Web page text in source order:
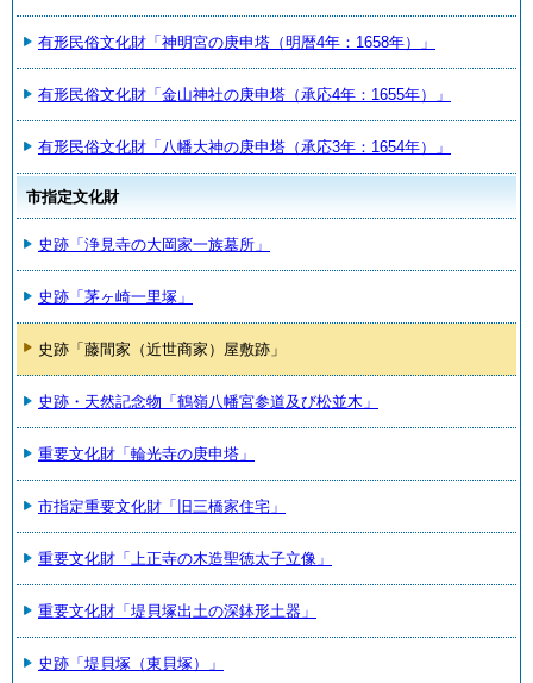
有形民俗文化財「神明宮の庚申塔（明暦4年：1658年）」
有形民俗文化財「金山神社の庚申塔（承応4年：1655年）」
有形民俗文化財「八幡大神の庚申塔（承応3年：1654年）」
市指定文化財
史跡「浄見寺の大岡家一族墓所」
史跡「茅ヶ崎一里塚」
史跡「藤間家（近世商家）屋敷跡」
史跡・天然記念物「鶴嶺八幡宮参道及び松並木」
重要文化財「輪光寺の庚申塔」
市指定重要文化財「旧三橋家住宅」
重要文化財「上正寺の木造聖徳太子立像」
重要文化財「堤貝塚出土の深鉢形土器」
史跡「堤貝塚（東貝塚）」